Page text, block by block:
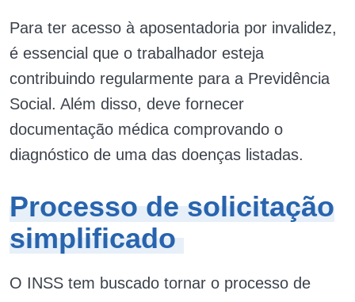
Para ter acesso à aposentadoria por invalidez,
é essencial que o trabalhador esteja
contribuindo regularmente para a Previdência
Social. Além disso, deve fornecer
documentação médica comprovando o
diagnóstico de uma das doenças listadas.
Processo de solicitação
simplificado
O INSS tem buscado tornar o processo de